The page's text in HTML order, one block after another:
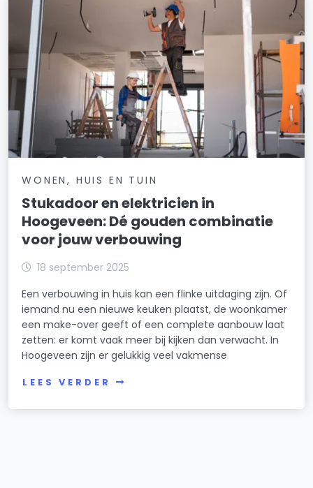
WONEN, HUIS EN TUIN
Stukadoor en elektricien in
Hoogeveen: Dé gouden combinatie
voor jouw verbouwing
18 september 2025
Een verbouwing in huis kan een flinke uitdaging zijn. Of
iemand nu een nieuwe keuken plaatst, de woonkamer
een make-over geeft of een complete aanbouw laat
zetten: er komt vaak meer bij kijken dan verwacht. In
Hoogeveen zijn er gelukkig veel vakmense
LEES VERDER